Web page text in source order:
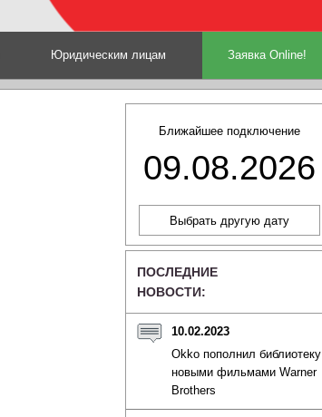
Юридическим лицам Заявка Online!
Ближайшее подключение
09.08.2026
ПОСЛЕДНИЕ
НОВОСТИ:
10.02.2023
Okko пополнил библиотеку
новыми фильмами Warner
Brothers